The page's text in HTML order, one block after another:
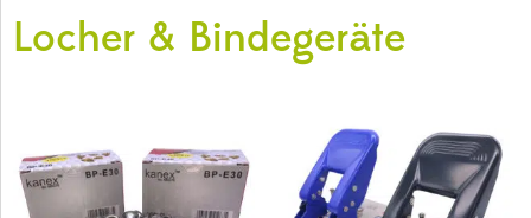
Locher & Bindegeräte